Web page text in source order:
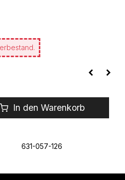
In den Warenkorb
631-057-126